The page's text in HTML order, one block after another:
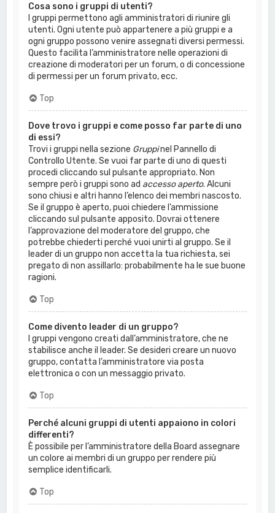
Cosa sono i gruppi di utenti?
I gruppi permettono agli amministratori di riunire gli
utenti. Ogni utente può appartenere a più gruppi e a
ogni gruppo possono venire assegnati diversi permessi.
Questo facilita l’amministratore nelle operazioni di
creazione di moderatori per un forum, o di concessione
di permessi per un forum privato, ecc.
Top
Dove trovo i gruppi e come posso far parte di uno
di essi?
Trovi i gruppi nella sezione Gruppinel Pannello di
Controllo Utente. Se vuoi far parte di uno di questi
procedi cliccando sul pulsante appropriato. Non
sempre però i gruppi sono ad accesso aperto. Alcuni
sono chiusi e altri hanno l’elenco dei membri nascosto.
Se il gruppo è aperto, puoi chiedere l’ammissione
cliccando sul pulsante apposito. Dovrai ottenere
l’approvazione del moderatore del gruppo, che
potrebbe chiederti perché vuoi unirti al gruppo. Se il
leader di un gruppo non accetta la tua richiesta, sei
pregato di non assillarlo: probabilmente ha le sue buone
ragioni.
Top
Come divento leader di un gruppo?
I gruppi vengono creati dall’amministratore, che ne
stabilisce anche il leader. Se desideri creare un nuovo
gruppo, contatta l’amministratore via posta
elettronica o con un messaggio privato.
Top
Perché alcuni gruppi di utenti appaiono in colori
differenti?
È possibile per l’amministratore della Board assegnare
un colore ai membri di un gruppo per rendere più
semplice identificarli.
Top